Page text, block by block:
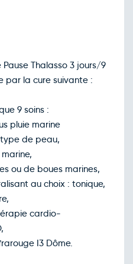
Thalasso 3 jours/9
par la cure suivante :
9 soins :
pluie marine
de peau,
ou de boues marines,
au choix : tonique,
cardio-
I3 Dôme.